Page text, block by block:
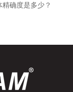
确度是多少？